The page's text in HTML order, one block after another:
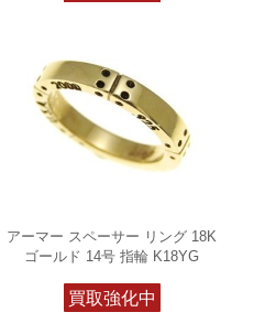
アーマー スペーサー リング 18K
ゴールド 14号 指輪 K18YG
買取強化中